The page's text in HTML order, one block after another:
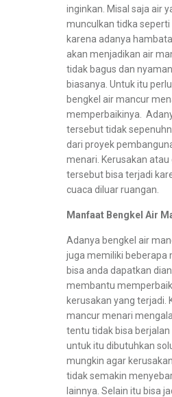
inginkan. Misal saja air
munculkan tidka seperti
karena adanya
akan menjadikan air
tidak bagus dan
biasanya. Untuk itu
bengkel air mancur
memperbaikinya.
tersebut tidak
dari proyek
menari. Kerusakan atau
tersebut bisa terjadi
cuaca diluar ruangan.
Manfaat Bengkel Air
Adanya bengkel air
juga memiliki beberapa
bisa anda dapatkan
membantu
kerusakan yang terjadi.
mancur menari
tentu tidak bisa berjalan
untuk itu dibutuhkan
mungkin agar
tidak semakin
lainnya. Selain itu bisa